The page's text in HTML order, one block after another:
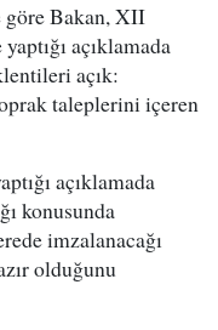
göre Bakan, XII
açıklamada
açık:
taleplerini içeren
açıklamada
konusunda
imzalanacağı
olduğunu